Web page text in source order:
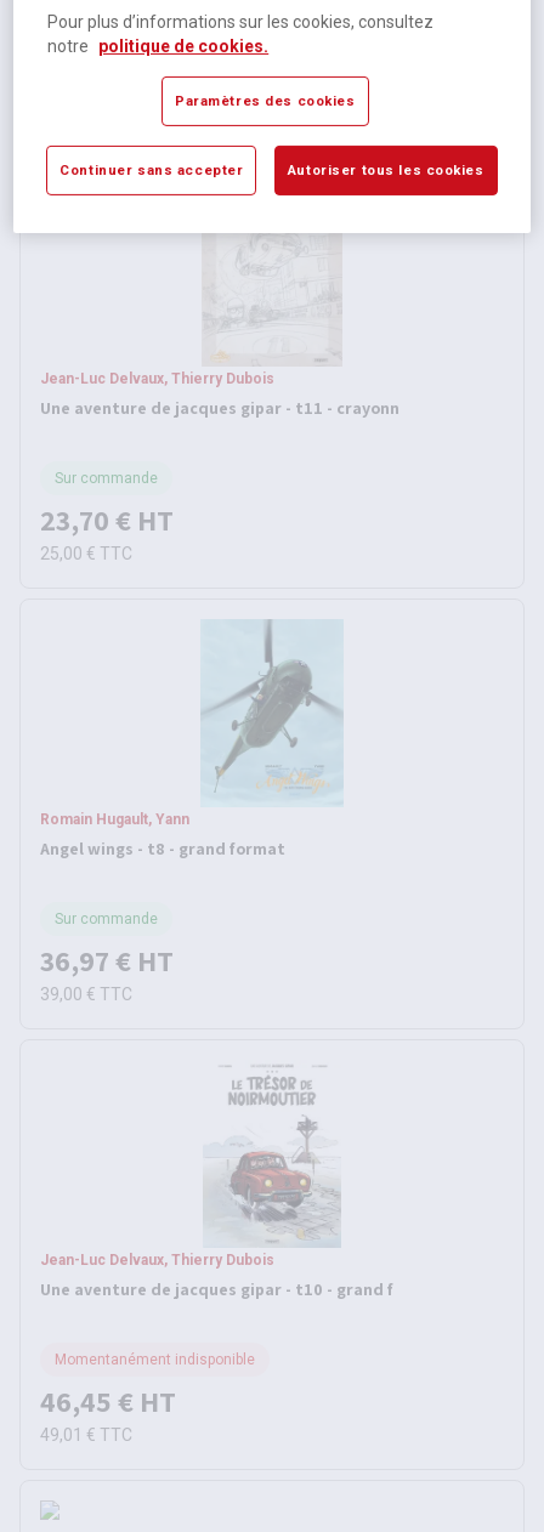
Momentanément indisponible
HT
Jean-Luc Delvaux, Thierry Dubois
Une aventure de jacques gipar - t11 - crayonn
Sur commande
23,70 € HT
25,00 € TTC
Romain Hugault, Yann
Angel wings - t8 - grand format
Sur commande
36,97 € HT
39,00 € TTC
Jean-Luc Delvaux, Thierry Dubois
Une aventure de jacques gipar - t10 - grand f
Momentanément indisponible
46,45 € HT
49,01 € TTC
Pour plus d’informations sur les cookies, consultez
notre
politique de cookies.
Paramètres des cookies
Continuer sans accepter Autoriser tous les cookies